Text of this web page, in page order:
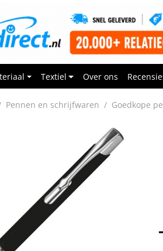
Textiel Over ons
Pennen en schrijfwaren Goedkope